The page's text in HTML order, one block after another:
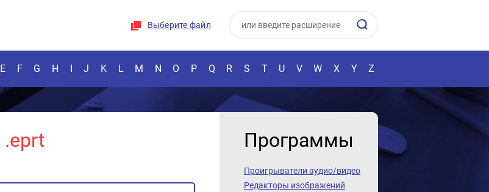
Выберите файл
E F G H I J K L M N O P Q R S T U V W X Y Z
.eprt Программы
Проигрыватели аудио/видео
Редакторы изображений